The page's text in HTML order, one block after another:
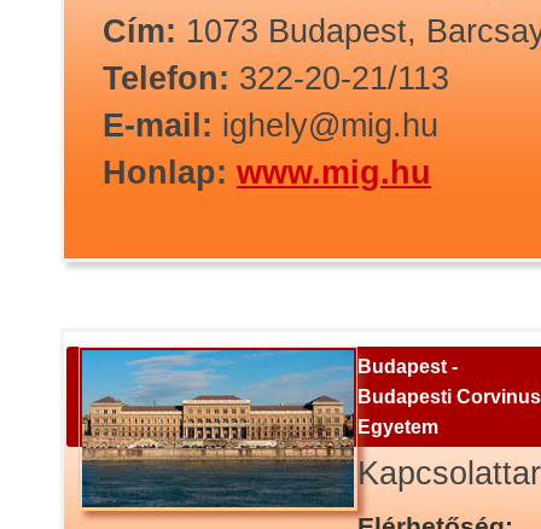
Cím: 1073 Budapest,
Telefon: 322-20-21/113
E-mail: ighely@mig.hu
Honlap: www.mig.hu
Budapest -
Budapesti Corvinus
Egyetem